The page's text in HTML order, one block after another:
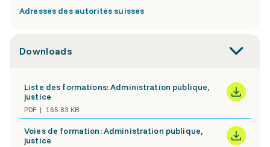
Adresses des autorités suisses
Downloads
Liste des formations: Administration publique,
justice
PDF 165.83 KB
Voies de formation: Administration publique,
justice